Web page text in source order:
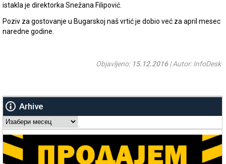
istakla je direktorka Snežana Filipović.
Poziv za gostovanje u Bugarskoj naš vrtić je dobio već za april mesec
naredne godine.
Objavljeno: 15.12.2016| Autor: InfoDesk
Arhive
Arhive